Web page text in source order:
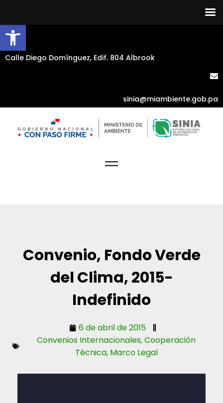
Abrir barra de herramientas
Calle Diego Domínguez, Edif. 804 Albrook
sinia@miambiente.gob.pa
Convenio, Fondo Verde
del Clima, 2015-
Indefinido
6 de abril de 2015
Convenios Internacionales,Cooperación
Técnica, Marco Legal